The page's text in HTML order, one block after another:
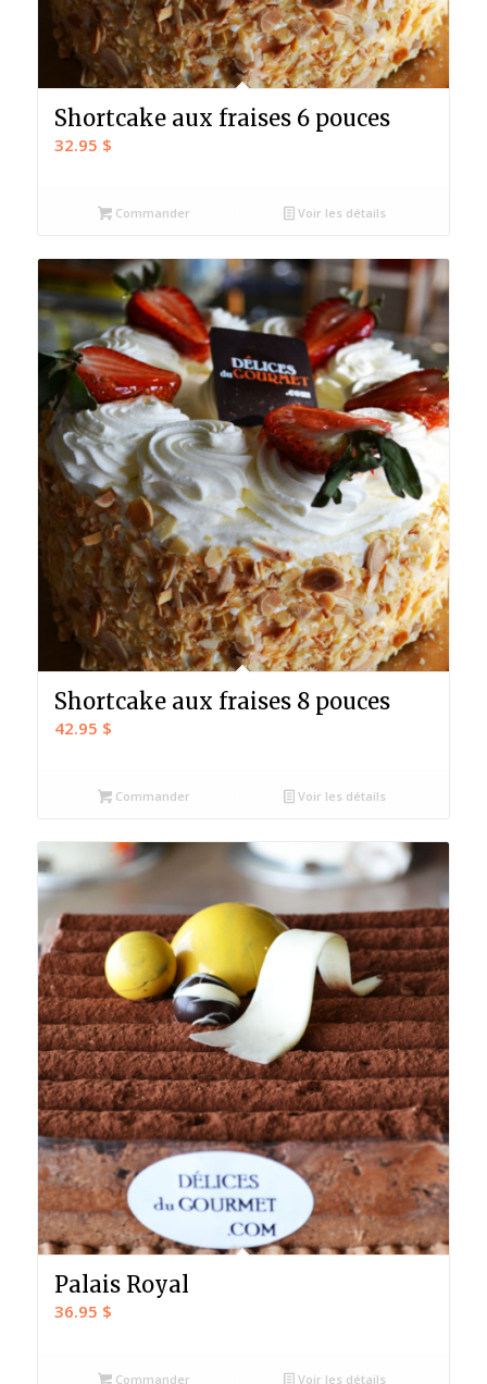
Shortcake aux fraises 6 pouces
32.95 $
Commander Voir les détails
Shortcake aux fraises 8 pouces
42.95 $
Commander Voir les détails
Palais Royal
36.95 $
Commander Voir les détails